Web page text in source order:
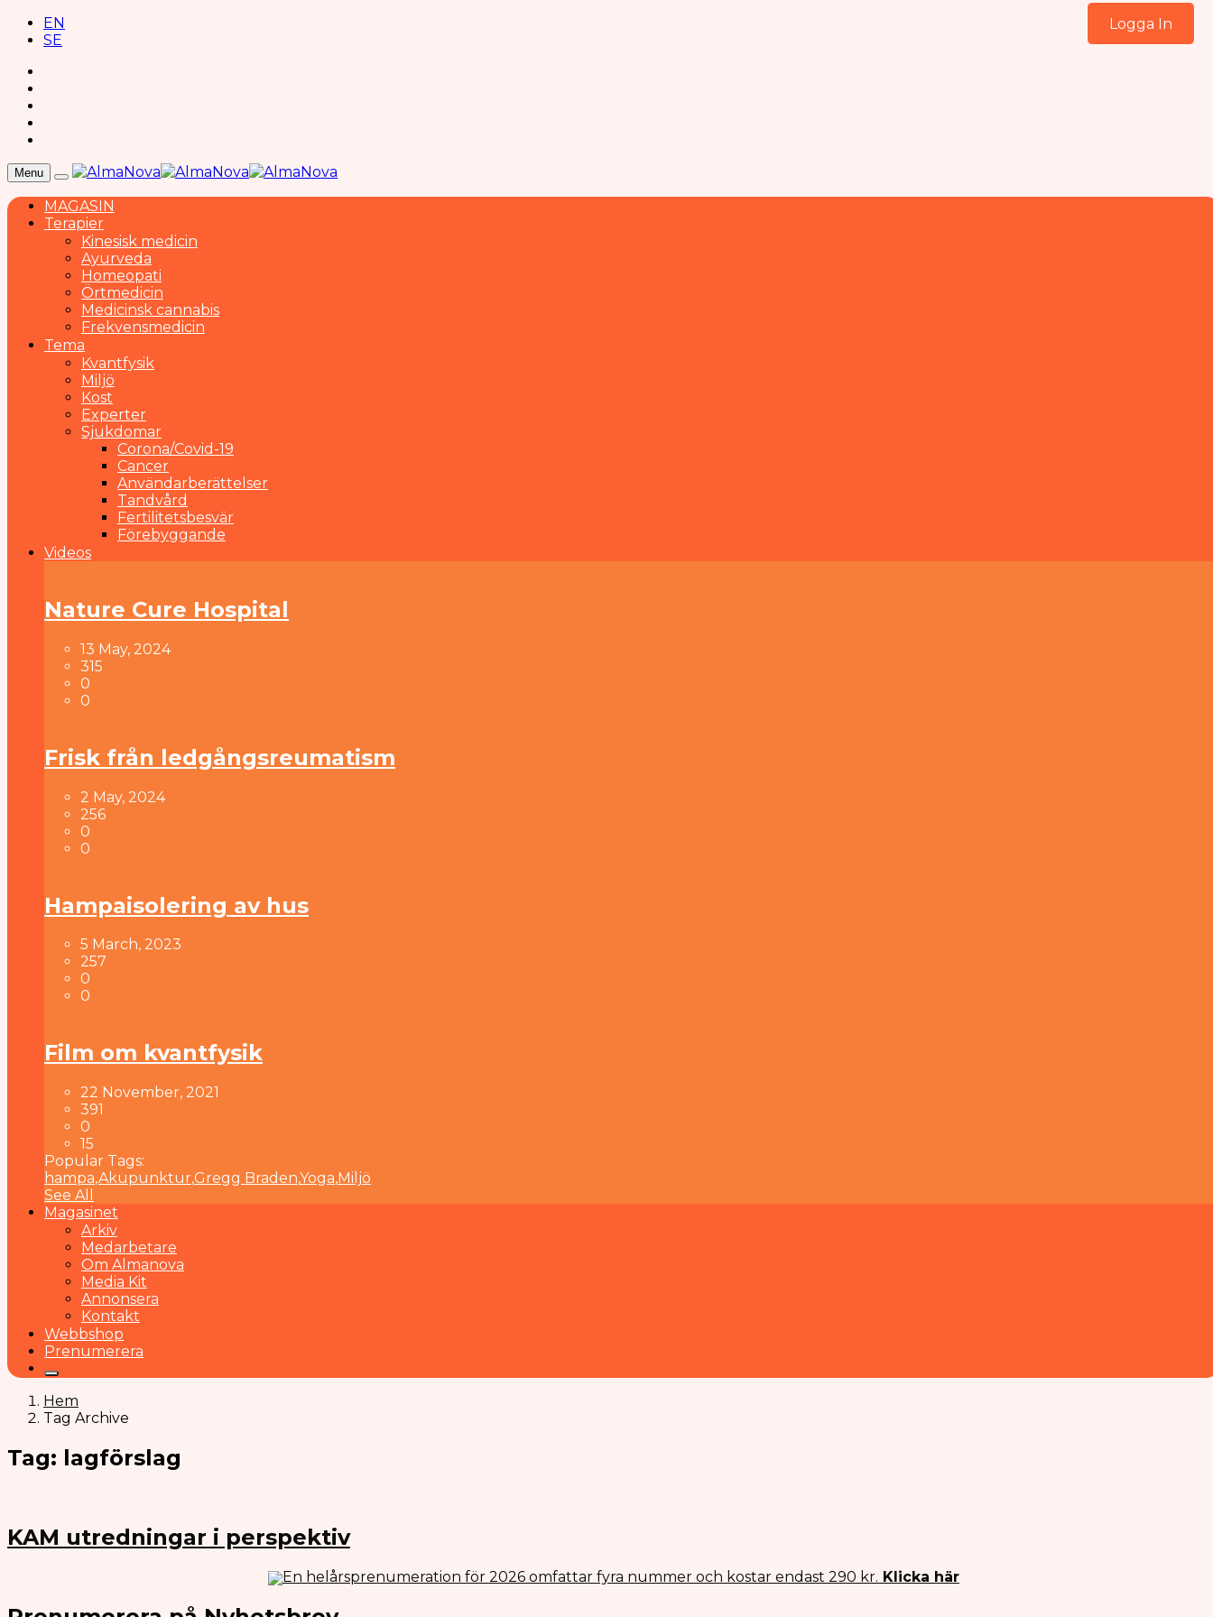
EN
SE
Menu
MAGASIN
Terapier
Kinesisk medicin
Ayurveda
Homeopati
Örtmedicin
Medicinsk cannabis
Frekvensmedicin
Tema
Kvantfysik
Miljö
Kost
Experter
Sjukdomar
Corona/Covid-19
Cancer
Användarberättelser
Tandvård
Fertilitetsbesvär
Förebyggande
Videos
Nature Cure Hospital
13 May, 2024
315
0
0
Frisk från ledgångsreumatism
2 May, 2024
256
0
0
Hampaisolering av hus
5 March, 2023
257
0
0
Film om kvantfysik
22 November, 2021
391
0
15
Popular Tags:
hampa,Akupunktur,Gregg Braden,Yoga,Miljö
See All
Magasinet
Arkiv
Medarbetare
Om Almanova
Media Kit
Annonsera
Kontakt
Webbshop
Prenumerera
Hem
Tag Archive
Tag: lagförslag
KAM utredningar i perspektiv
En helårsprenumeration för 2026 omfattar fyra nummer och kostar endast 290 kr. Klicka här
Logga In